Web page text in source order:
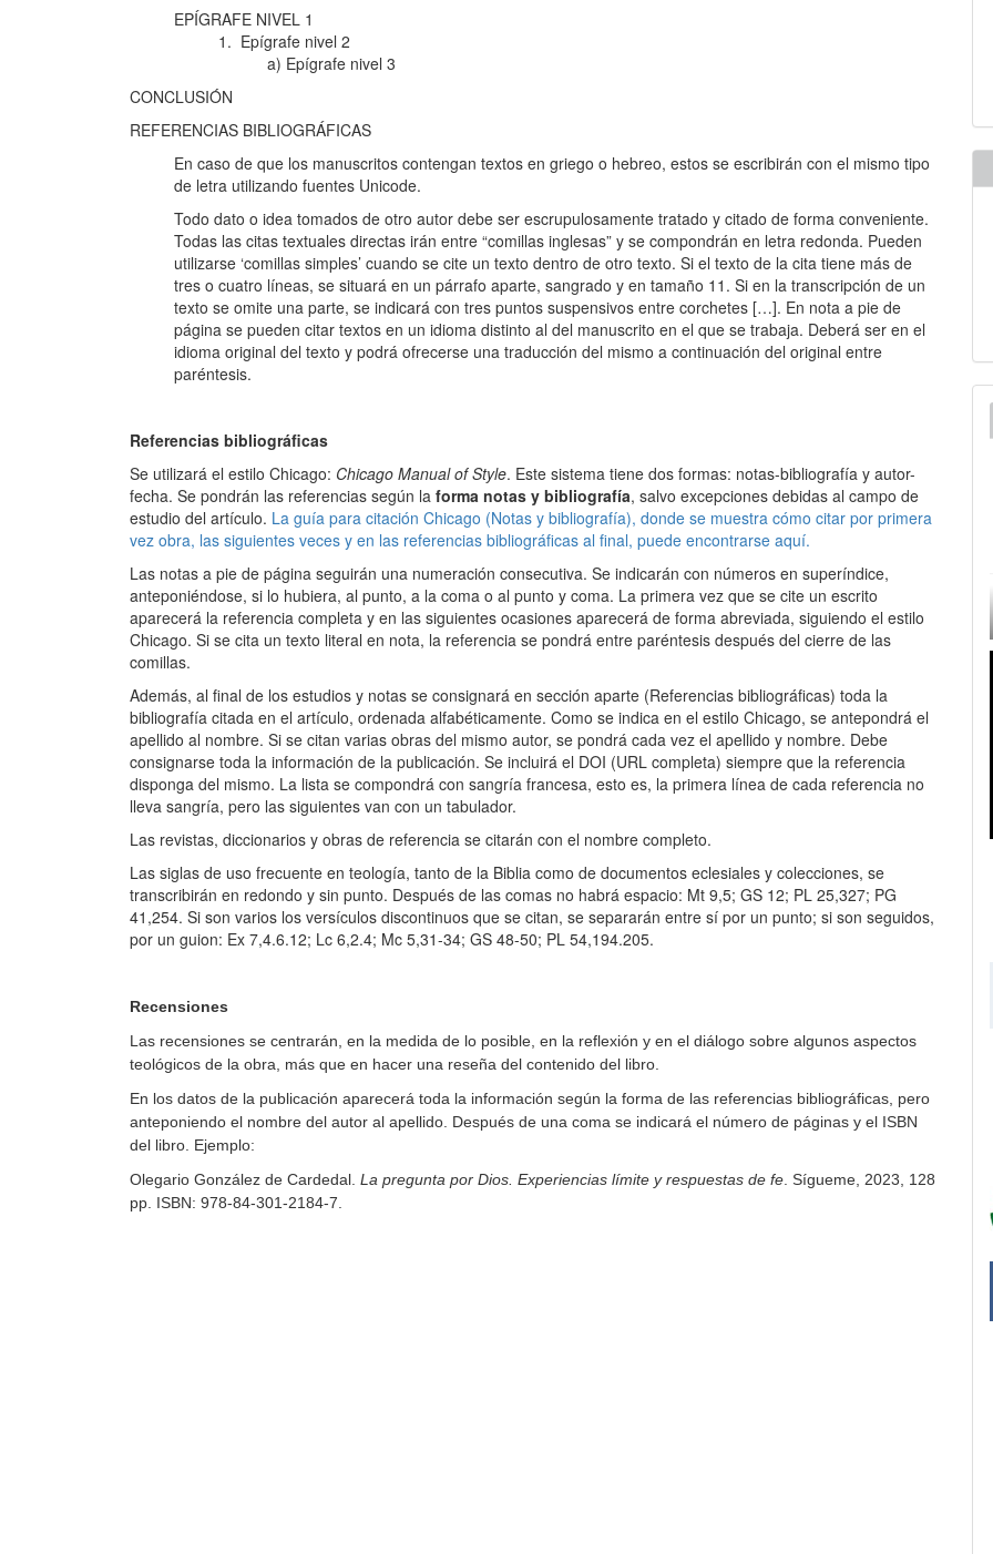
EPÍGRAFE NIVEL 1
1. Epígrafe nivel 2
a) Epígrafe nivel 3
CONCLUSIÓN
REFERENCIAS BIBLIOGRÁFICAS
En caso de que los manuscritos contengan textos en griego o hebreo, estos se escribirán con el mismo tipo
de letra utilizando fuentes Unicode.
Todo dato o idea tomados de otro autor debe ser escrupulosamente tratado y citado de forma conveniente.
Todas las citas textuales directas irán entre “comillas inglesas” y se compondrán en letra redonda. Pueden
utilizarse ‘comillas simples’ cuando se cite un texto dentro de otro texto. Si el texto de la cita tiene más de
tres o cuatro líneas, se situará en un párrafo aparte, sangrado y en tamaño 11. Si en la transcripción de un
texto se omite una parte, se indicará con tres puntos suspensivos entre corchetes […]. En nota a pie de
página se pueden citar textos en un idioma distinto al del manuscrito en el que se trabaja. Deberá ser en el
idioma original del texto y podrá ofrecerse una traducción del mismo a continuación del original entre
paréntesis.
Referencias bibliográficas
Se utilizará el estilo Chicago: Chicago Manual of Style. Este sistema tiene dos formas: notas-bibliografía y autor-
fecha. Se pondrán las referencias según la forma notas y bibliografía, salvo excepciones debidas al campo de
estudio del artículo. La guía para citación Chicago (Notas y bibliografía), donde se muestra cómo citar por primera
vez obra, las siguientes veces y en las referencias bibliográficas al final, puede encontrarse aquí.
Las notas a pie de página seguirán una numeración consecutiva. Se indicarán con números en superíndice,
anteponiéndose, si lo hubiera, al punto, a la coma o al punto y coma. La primera vez que se cite un escrito
aparecerá la referencia completa y en las siguientes ocasiones aparecerá de forma abreviada, siguiendo el estilo
Chicago. Si se cita un texto literal en nota, la referencia se pondrá entre paréntesis después del cierre de las
comillas.
Además, al final de los estudios y notas se consignará en sección aparte (Referencias bibliográficas) toda la
bibliografía citada en el artículo, ordenada alfabéticamente. Como se indica en el estilo Chicago, se antepondrá el
apellido al nombre. Si se citan varias obras del mismo autor, se pondrá cada vez el apellido y nombre. Debe
consignarse toda la información de la publicación. Se incluirá el DOI (URL completa) siempre que la referencia
disponga del mismo. La lista se compondrá con sangría francesa, esto es, la primera línea de cada referencia no
lleva sangría, pero las siguientes van con un tabulador.
Las revistas, diccionarios y obras de referencia se citarán con el nombre completo.
Las siglas de uso frecuente en teología, tanto de la Biblia como de documentos eclesiales y colecciones, se
transcribirán en redondo y sin punto. Después de las comas no habrá espacio: Mt 9,5; GS 12; PL 25,327; PG
41,254. Si son varios los versículos discontinuos que se citan, se separarán entre sí por un punto; si son seguidos,
por un guion: Ex 7,4.6.12; Lc 6,2.4; Mc 5,31-34; GS 48-50; PL 54,194.205.
Recensiones
Las recensiones se centrarán, en la medida de lo posible, en la reflexión y en el diálogo sobre algunos aspectos
teológicos de la obra, más que en hacer una reseña del contenido del libro.
En los datos de la publicación aparecerá toda la información según la forma de las referencias bibliográficas, pero
anteponiendo el nombre del autor al apellido. Después de una coma se indicará el número de páginas y el ISBN
del libro. Ejemplo:
Olegario González de Cardedal. La pregunta por Dios. Experiencias límite y respuestas de fe . Sígueme, 2023, 128
pp. ISBN: 978-84-301-2184-7.